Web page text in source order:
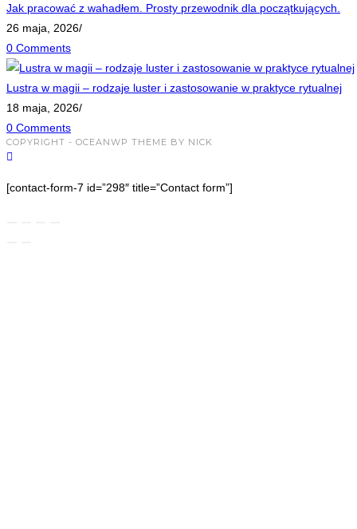
Jak pracować z wahadłem. Prosty przewodnik dla początkujących.
26 maja, 2026/
0 Comments
Lustra w magii – rodzaje luster i zastosowanie w praktyce rytualnej
18 maja, 2026/
0 Comments
COPYRIGHT - OCEANWP THEME BY NICK
[contact-form-7 id=”298″ title=”Contact form”]